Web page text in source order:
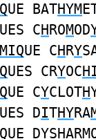
UE BATHYM
UES CHROMOD
MIQUE CHRY
UES CRYOC
UE CYCLOTH
UES DITHYRA
UE DYSHARM